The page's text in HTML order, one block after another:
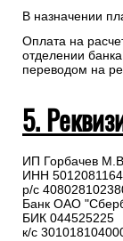
В назначении
Оплата на
отделении
переводом на
5.
ИП Горбачев
ИНН
р/с
Банк ОАО
БИК 044525225
к/с